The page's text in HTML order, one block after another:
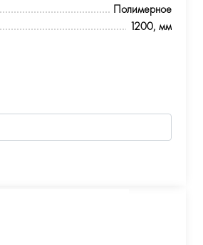
Полимерное
1200, мм